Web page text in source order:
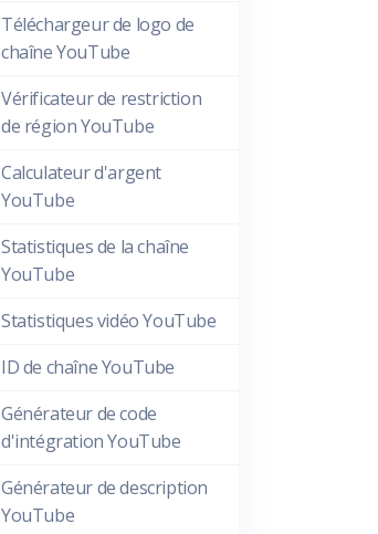
Téléchargeur de logo de
chaîne YouTube
Vérificateur de restriction
de région YouTube
Calculateur d'argent
YouTube
Statistiques de la chaîne
YouTube
Statistiques vidéo YouTube
ID de chaîne YouTube
Générateur de code
d'intégration YouTube
Générateur de description
YouTube